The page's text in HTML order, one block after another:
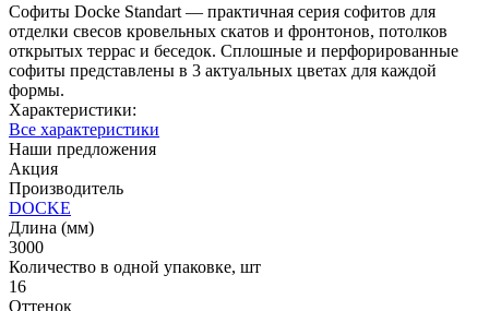
Софиты Docke Standart — практичная серия софитов для
отделки свесов кровельных скатов и фронтонов, потолков
открытых террас и беседок. Сплошные и перфорированные
софиты представлены в 3 актуальных цветах для каждой
формы.
Характеристики:
Все характеристики
Наши предложения
Акция
Производитель
DOCKE
Длина (мм)
3000
Количество в одной упаковке, шт
16
Оттенок